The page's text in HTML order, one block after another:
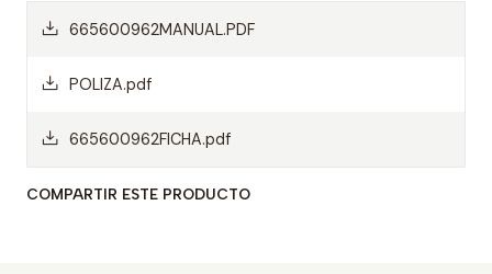
665600962MANUAL.PDF
POLIZA.pdf
665600962FICHA.pdf
COMPARTIR ESTE PRODUCTO